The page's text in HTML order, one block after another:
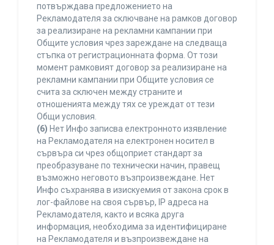
потвърждава предложението на
Рекламодателя за сключване на рамков договор
за реализиране на рекламни кампании при
Общите условия чрез зареждане на следваща
стъпка от регистрационната форма. От този
момент рамковият договор за реализиране на
рекламни кампании при Общите условия се
счита за сключен между страните и
отношенията между тях се уреждат от тези
Общи условия.
(6) Нет Инфо записва електронното изявление
на Рекламодателя на електронен носител в
сървъра си чрез общоприет стандарт за
преобразуване по технически начин, правещ
възможно неговото възпроизвеждане. Нет
Инфо съхранява в изискуемия от закона срок в
лог-файлове на своя сървър, IP адреса на
Рекламодателя, както и всяка друга
информация, необходима за идентифициране
на Рекламодателя и възпроизвеждане на